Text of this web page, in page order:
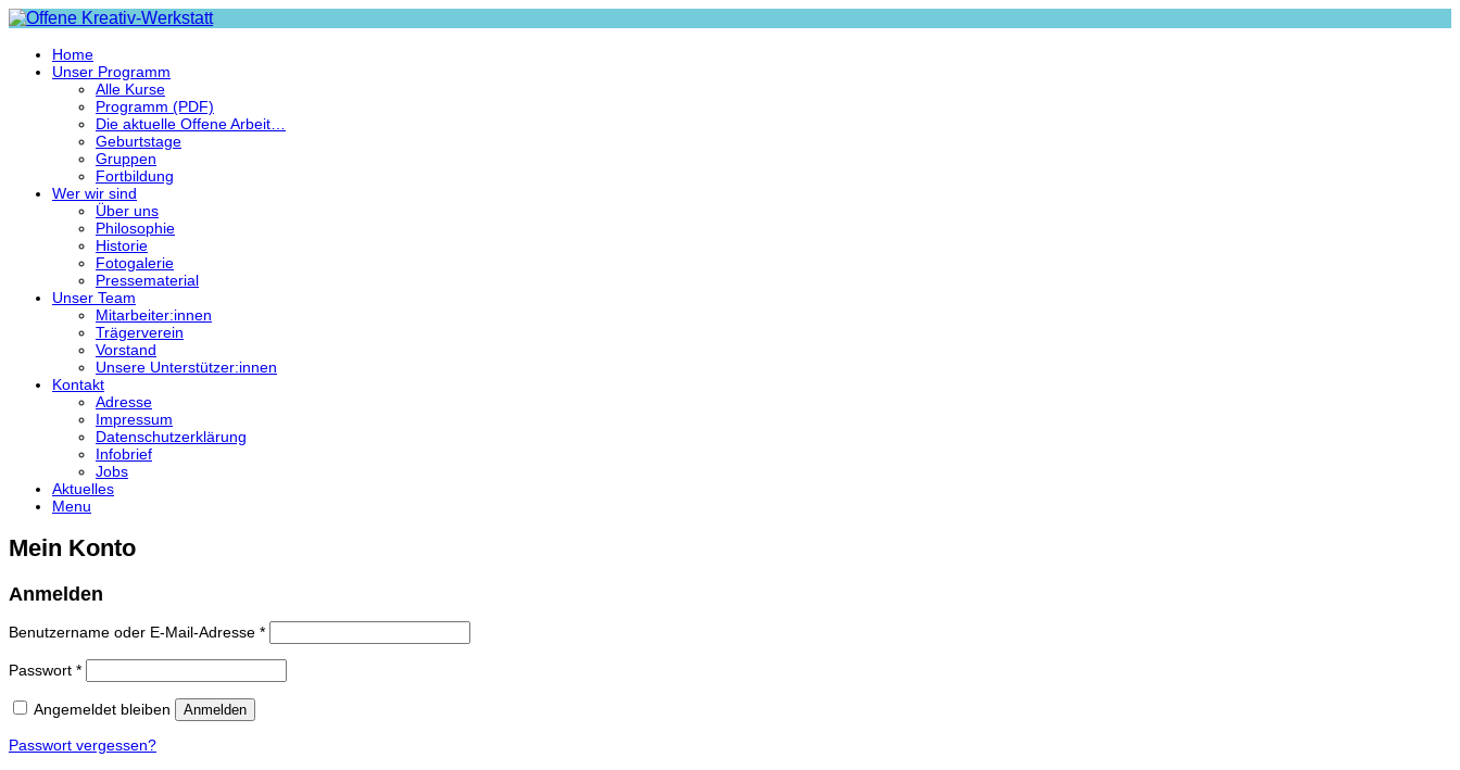
Home
Unser Programm
Alle Kurse
Programm (PDF)
Die aktuelle Offene Arbeit…
Geburtstage
Gruppen
Fortbildung
Wer wir sind
Über uns
Philosophie
Historie
Fotogalerie
Pressematerial
Unser Team
Mitarbeiter:innen
Trägerverein
Vorstand
Unsere Unterstützer:innen
Kontakt
Adresse
Impressum
Datenschutzerklärung
Infobrief
Jobs
Aktuelles
Menu
Mein Konto
Anmelden
Benutzername oder E-Mail-Adresse *
Passwort *
Angemeldet bleiben Anmelden
Passwort vergessen?